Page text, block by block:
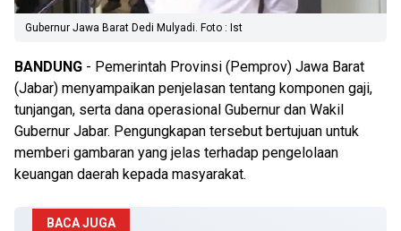
Gubernur Jawa Barat Dedi Mulyadi. Foto : Ist
BANDUNG - Pemerintah Provinsi (Pemprov) Jawa Barat
(Jabar) menyampaikan penjelasan tentang komponen gaji,
tunjangan, serta dana operasional Gubernur dan Wakil
Gubernur Jabar. Pengungkapan tersebut bertujuan untuk
memberi gambaran yang jelas terhadap pengelolaan
keuangan daerah kepada masyarakat.
BACA JUGA